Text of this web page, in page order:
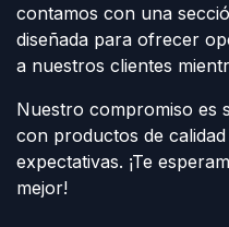
contamos con una
diseñada para ofrecer
a nuestros clientes
Nuestro compromiso es
con productos de
expectativas. ¡Te
mejor!